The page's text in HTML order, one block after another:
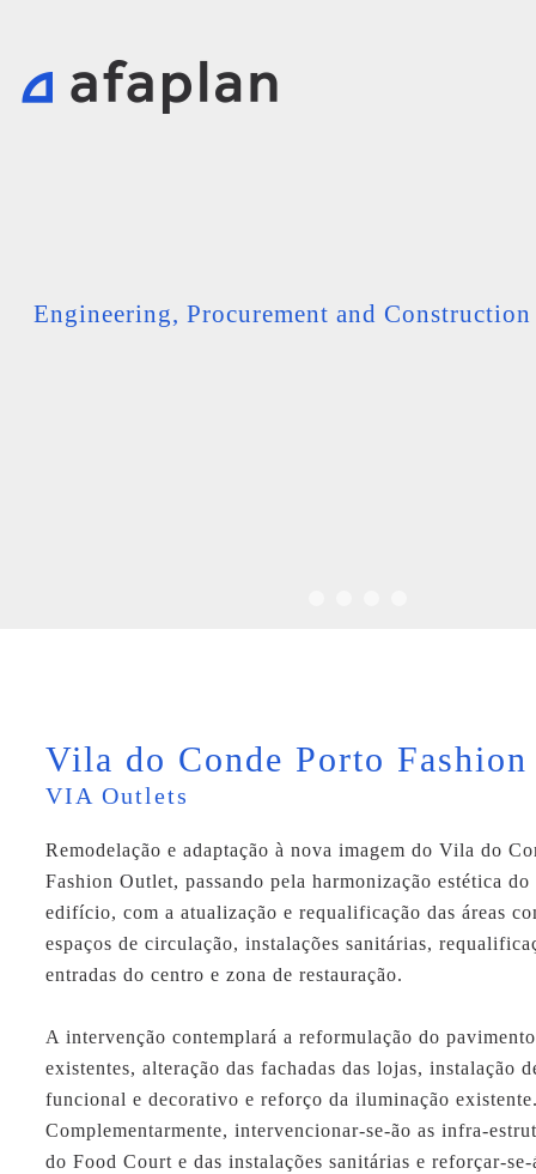
Engineering, Procurement and Construction
Vila do Conde Porto
VIA Outlets
Remodelação e adaptação à nova imagem do Vila do
Fashion Outlet, passando pela harmonização estética do
edifício, com a atualização e requalificação das áreas
espaços de circulação, instalações sanitárias,
entradas do centro e zona de restauração.
A intervenção contemplará a reformulação do
existentes, alteração das fachadas das lojas, instalação
funcional e decorativo e reforço da iluminação
Complementarmente, intervencionar-se-ão as infra-
do Food Court e das instalações sanitárias e reforçar-se-